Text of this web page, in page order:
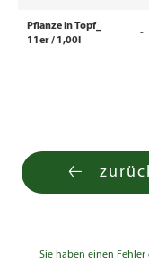
Pflanze in Topf_
11er / 1,00l
-
Sie haben einen